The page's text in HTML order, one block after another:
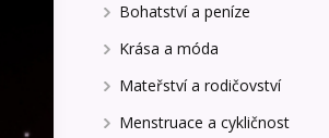
Bohatství a peníze
Krása a móda
Mateřství a rodičovství
Menstruace a cykličnost